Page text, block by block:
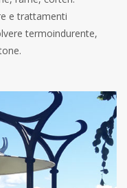
e trattamenti
termoindurente,